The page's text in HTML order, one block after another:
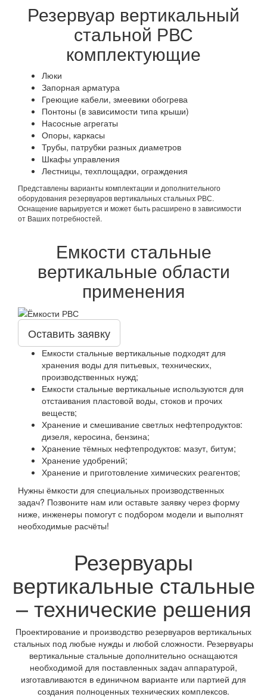
Резервуар вертикальный
стальной РВС
комплектующие
Люки
Запорная арматура
Греющие кабели, змеевики обогрева
Понтоны (в зависимости типа крыши)
Насосные агрегаты
Опоры, каркасы
Трубы, патрубки разных диаметров
Шкафы управления
Лестницы, техплощадки, ограждения
Представлены варианты комплектации и дополнительного
оборудования резервуаров вертикальных стальных РВС.
Оснащение варьируется и может быть расширено в зависимости
от Ваших потребностей.
Емкости стальные
вертикальные области
применения
Оставить заявку
Емкости стальные вертикальные подходят для
хранения воды для питьевых, технических,
производственных нужд;
Емкости стальные вертикальные используются для
отстаивания пластовой воды, стоков и прочих
веществ;
Хранение и смешивание светлых нефтепродуктов:
дизеля, керосина, бензина;
Хранение тёмных нефтепродуктов: мазут, битум;
Хранение удобрений;
Хранение и приготовление химических реагентов;
Нужны ёмкости для специальных производственных
задач? Позвоните нам или оставьте заявку через форму
ниже, инженеры помогут с подбором модели и выполнят
необходимые расчёты!
Резервуары
вертикальные стальные
– технические решения
Проектирование и производство резервуаров вертикальных
стальных под любые нужды и любой сложности. Резервуары
вертикальные стальные дополнительно оснащаются
необходимой для поставленных задач аппаратурой,
изготавливаются в единичном варианте или партией для
создания полноценных технических комплексов.